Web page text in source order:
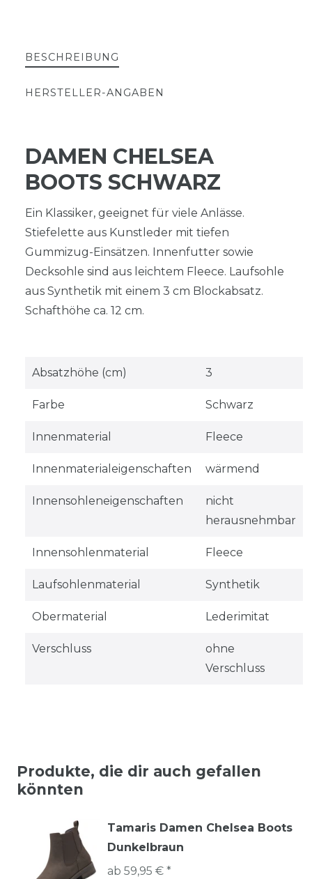
BESCHREIBUNG
HERSTELLER-ANGABEN
DAMEN CHELSEA
BOOTS SCHWARZ
Ein Klassiker, geeignet für viele Anlässe.
Stiefelette aus Kunstleder mit tiefen
Gummizug-Einsätzen. Innenfutter sowie
Decksohle sind aus leichtem Fleece. Laufsohle
aus Synthetik mit einem 3 cm Blockabsatz.
Schafthöhe ca. 12 cm.
Absatzhöhe (cm) 3
Farbe Schwarz
Innenmaterial Fleece
Innenmaterialeigenschaften wärmend
Innensohleneigenschaften
nicht
herausnehmbar
Innensohlenmaterial Fleece
Laufsohlenmaterial Synthetik
Obermaterial Lederimitat
Verschluss
ohne
Verschluss
Produkte, die dir auch gefallen
könnten
Tamaris Damen Chelsea Boots
Dunkelbraun
ab 59,95 € *